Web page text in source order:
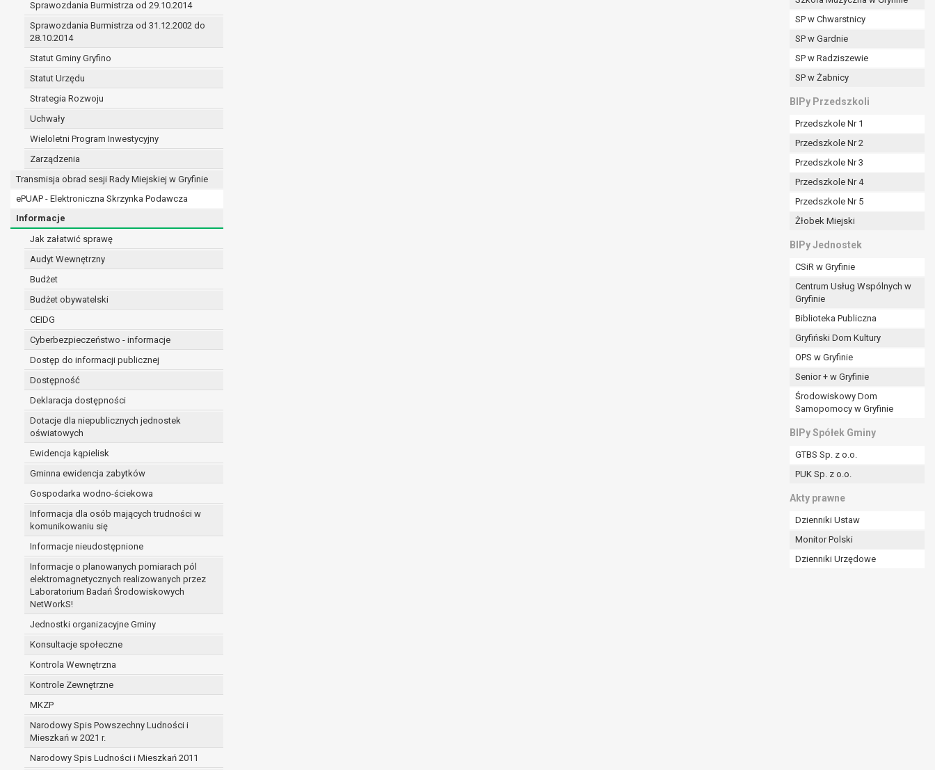
Sprawozdania Burmistrza od 29.10.2014
Sprawozdania Burmistrza od 31.12.2002 do
28.10.2014
Statut Gminy Gryfino
Statut Urzędu
Strategia Rozwoju
Uchwały
Wieloletni Program Inwestycyjny
Zarządzenia
Transmisja obrad sesji Rady Miejskiej w Gryfinie
ePUAP - Elektroniczna Skrzynka Podawcza
Informacje
Jak załatwić sprawę
Audyt Wewnętrzny
Budżet
Budżet obywatelski
CEIDG
Cyberbezpieczeństwo - informacje
Dostęp do informacji publicznej
Dostępność
Deklaracja dostępności
Dotacje dla niepublicznych jednostek
oświatowych
Ewidencja kąpielisk
Gminna ewidencja zabytków
Gospodarka wodno-ściekowa
Informacja dla osób mających trudności w
komunikowaniu się
Informacje nieudostępnione
Informacje o planowanych pomiarach pól
elektromagnetycznych realizowanych przez
Laboratorium Badań Środowiskowych
NetWorkS!
Jednostki organizacyjne Gminy
Konsultacje społeczne
Kontrola Wewnętrzna
Kontrole Zewnętrzne
MKZP
Narodowy Spis Powszechny Ludności i
Mieszkań w 2021 r.
Narodowy Spis Ludności i Mieszkań 2011
SP w Chwarstnicy
SP w Gardnie
SP w Radziszewie
SP w Żabnicy
BIPy Przedszkoli
Przedszkole Nr 1
Przedszkole Nr 2
Przedszkole Nr 3
Przedszkole Nr 4
Przedszkole Nr 5
Żłobek Miejski
BIPy Jednostek
CSiR w Gryfinie
Centrum Usług Wspólnych w
Gryfinie
Biblioteka Publiczna
Gryfiński Dom Kultury
OPS w Gryfinie
Senior + w Gryfinie
Środowiskowy Dom
Samopomocy w Gryfinie
BIPy Spółek Gminy
GTBS Sp. z o.o.
PUK Sp. z o.o.
Akty prawne
Dzienniki Ustaw
Monitor Polski
Dzienniki Urzędowe
prawo do żądania sprostowania danych na podstawie art. 16 RODO,
w przypadku gdy:
prawo do żądania usunięcia danych osobowych (tzw. prawo do bycia zapomnianym) na podstawie art. 17 RODO, w przypadku gdy:
dane nie są już niezbędne do celów, dla których były zebrane lub w inny sposób przetwarzane,
osoba, której dane dotyczą wycofała zgodę na przetwarzanie danych osobowych, która jest podstawą przetwarzania danych i nie ma innej podstawy prawnej
dane osobowe przetwarzane są niezgodnie z prawem,
dane osobowe muszą być usunięte w celu wywiązania się z obowiązku wynikającego z przepisów prawa;
osoba, której dane dotyczą kwestionuje prawidłowość danych osobowych – na okres pozwalający administratorowi sprawdzić prawidłowość tych danych,
administrator nie potrzebuje już danych dla swoich celów, ale osoba, której dane dotyczą, potrzebuje ich do ustalenia, obrony lub dochodzenia roszczeń,
osoba, której dane dotyczą, wniosła sprzeciw wobec przetwarzania danych - do czasu ustalenia czy prawnie uzasadnione podstawy po stronie administratora są
przetwarzanie danych odbywa się na podstawie umowy zawartej z osobą, której dane dotyczą lub na podstawie zgody wyrażonej przez tą osobę,
prawo sprzeciwu wobec przetwarzania danych na podstawie art. 21 RODO, wobec przetwarzania danych osobowych, którego podstawą prawną jest:
administratorowi bądź
niezbędność przetwarzania do celów wynikających z prawnie uzasadnionych interesów realizowanych przez administratora lub przez stronę trzecią.
Z przyczyn związanych z Pani/Pana szczególną sytuacją. W razie wniesienia sprzeciwu, administrator nie może już przetwarzać tych danych osobowych, chyba że wykaże
on istnienie ważnych prawnie uzasadnionych podstaw do przetwarzania, nadrzędnych wobec interesów, praw i wolności osoby, której dane dotyczą, lub podstaw do
ustalenia, dochodzenia lub obrony roszczeń.
W przypadku gdy przetwarzanie danych osobowych odbywa się na podstawie zgody osoby na przetwarzanie danych osobowych (art. 6 ust. 1 lit a RODO), przysługuje Pani/Panu
prawo do cofnięcia tej zgody w dowolnym momencie. Cofnięcie to nie ma wpływu na zgodność przetwarzania, którego dokonano na podstawie zgody przed jej cofnięciem.
Przysługuje Pani/Panu prawo wniesienia skargi do organu nadzorczego na niezgodne z prawem przetwarzanie Pani/Pana danych osobowych przez administratora.
Organem właściwym do wniesienia skargi jest Prezes Urzędu Ochrony Danych Osobowych.
W zależności od sfery, w której przetwarzane są dane osobowe, podanie danych osobowych jest dobrowolne albo jest wymogiem ustawowym lub umownym.
Pani/Pana dane nie będą poddawane zautomatyzowanemu podejmowaniu decyzji, w tym również profilowaniu.